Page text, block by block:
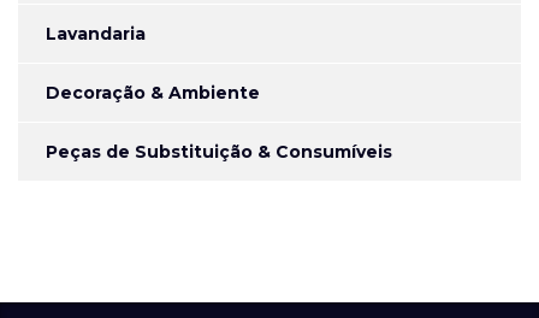
Lavandaria
Decoração & Ambiente
Peças de Substituição & Consumíveis